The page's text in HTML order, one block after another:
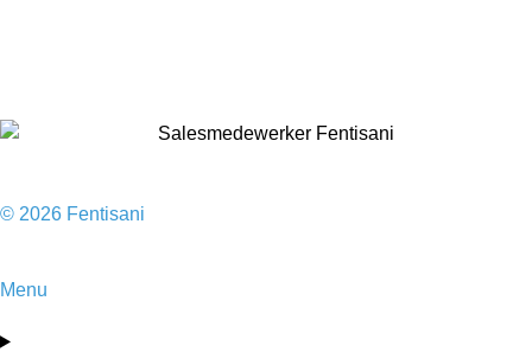
© 2026 Fentisani
Menu